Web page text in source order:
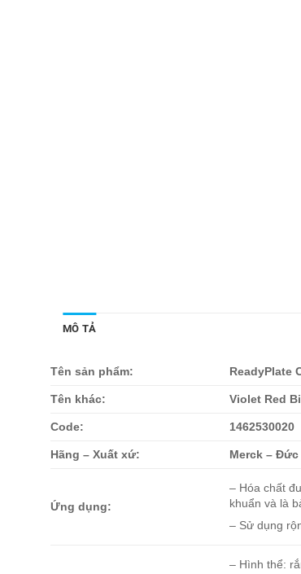
MÔ TẢ
Tên sản phẩm: ReadyPlate
Tên khác: Violet Red
Code: 1462530020
Hãng – Xuất xứ: Merck – Đức
Ứng dụng:
– Hóa chất
khuẩn và là
– Sử dụng
– Hình thể: